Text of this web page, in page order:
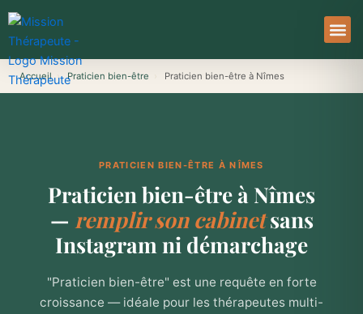
Aller
au
contenu
Accueil › Praticien bien-être Praticien bien-être à Nîmes
PRATICIEN BIEN-ÊTRE À NÎMES
Praticien bien-être à Nîmes
— remplir son cabinetsans
Instagram ni démarchage
"Praticien bien-être" est une requête en forte
croissance — idéale pour les thérapeutes multi-